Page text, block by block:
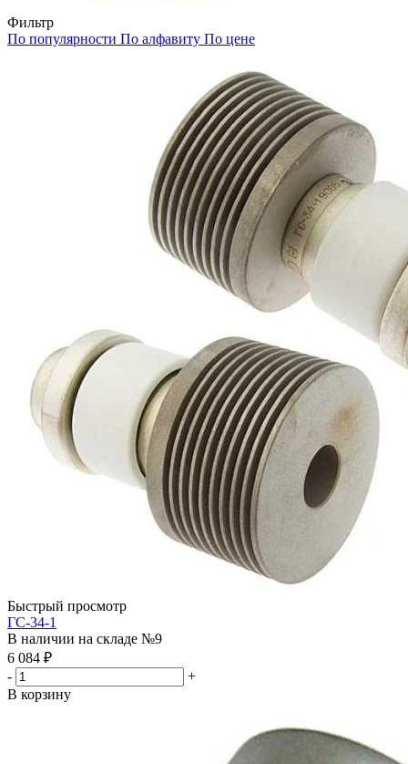
Фильтр
По популярности По алфавиту По цене
Быстрый просмотр
ГС-34-1
В наличии на складе №9
6 084 ₽
-
+
В корзину